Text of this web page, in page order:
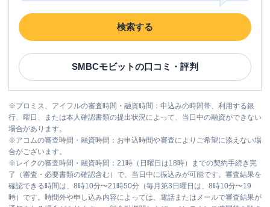
検索する
SMBCモビットの口コミ・評判
※プロミス、アイフルの審査時間・融資時間：申込みの時間帯、利用する銀
行、曜日、または本人確認書類の提出状況によって、当日中の融資ができない
場合があります。
※アコムの審査時間・融資時間：お申込時間や審査によりご希望に添えない場
合がございます。
※ レイクの審査時間・融資時間：21時（日曜日は18時）までの契約手続き完
了（審査・必要書類の確認含む）で、当日中に振込みが可能です。審査結果を
確認できる時間は、8時10分〜21時50分（毎月第3日曜日は、8時10分〜19
時）です。時間外や申し込み内容によっては、電話またはメールで審査結果が